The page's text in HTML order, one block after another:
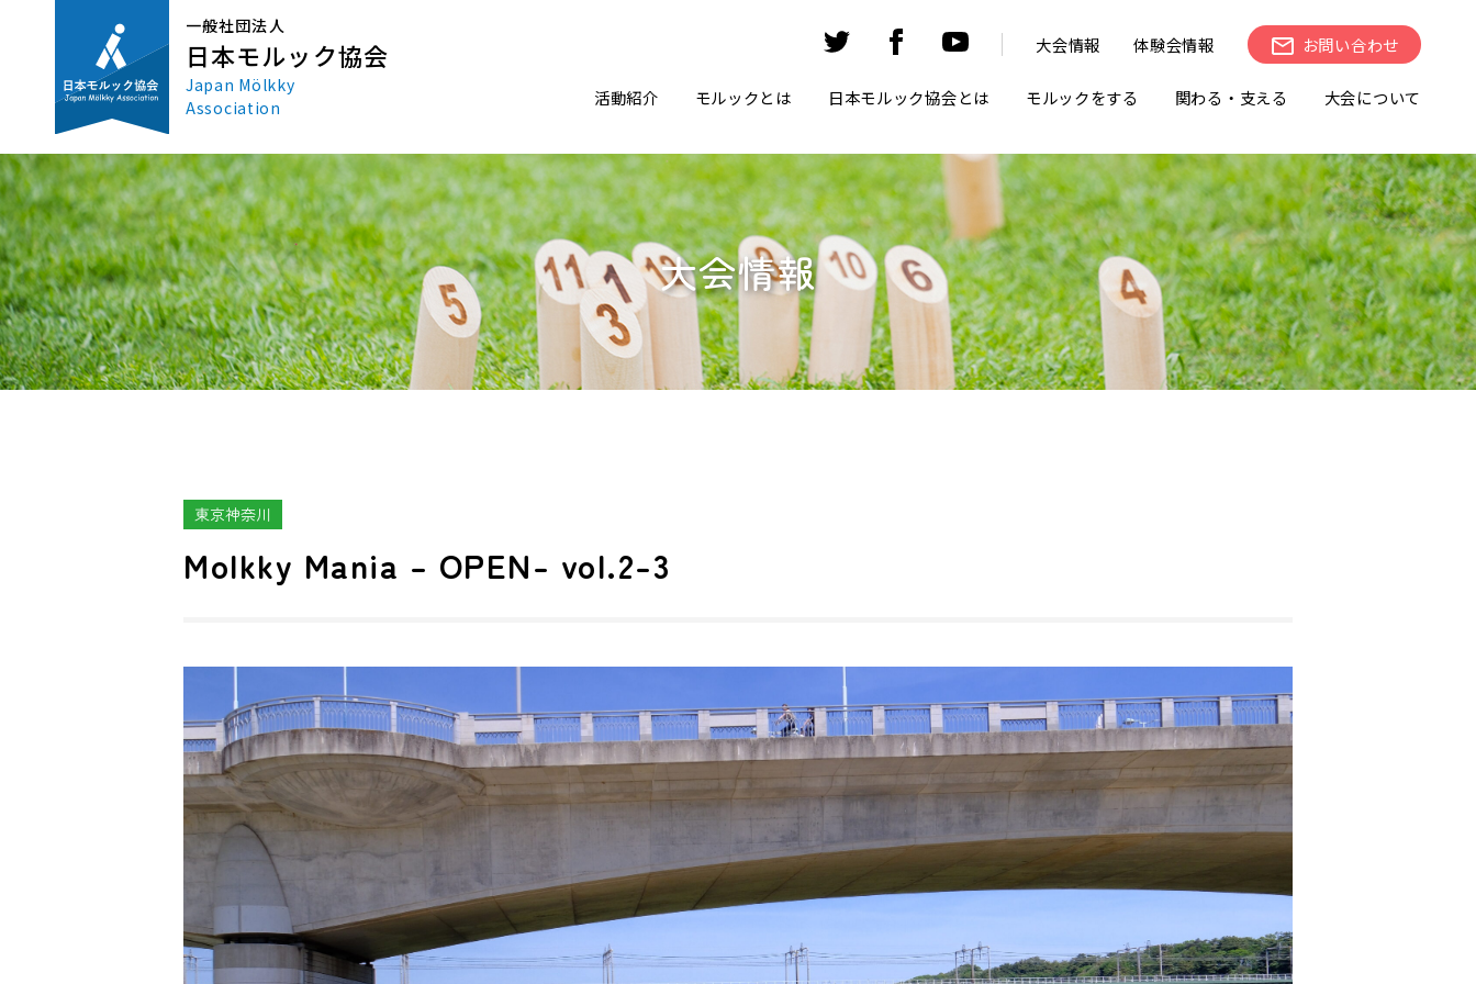
一般社団法人
日本モルック協会
Japan Mölkky
Association
大会情報 体験会情報 お問い合わせ
活動紹介 モルックとは 日本モルック協会とは モルックをする 関わる・支える 大会について
大会情報
東京神奈川
Molkky Mania – OPEN- vol.2-3